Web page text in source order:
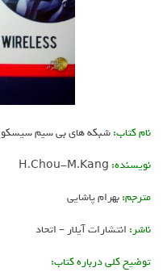
نام کتاب:شبکه های بی سیم سیسکو
نویسنده:
مترجم:بهرام پاشایی
ناشر: انتشارات آیلار – اتحاد
توضیح کلی درباره کتاب: